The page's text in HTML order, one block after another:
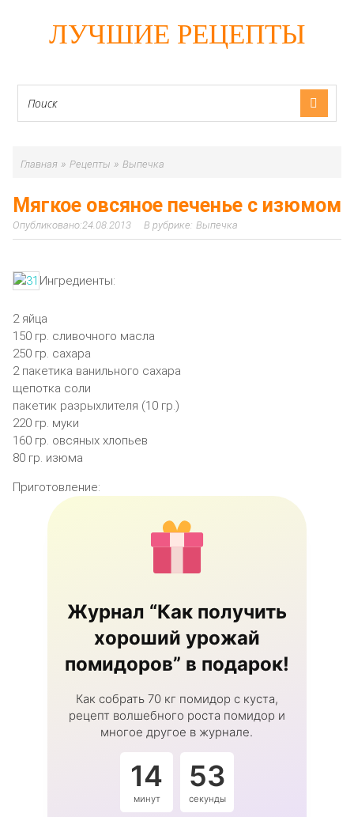
ЛУЧШИЕ РЕЦЕПТЫ
Главная » Рецепты » Выпечка
Мягкое овсяное печенье с изюмом
24.08.2013 Выпечка
Ингредиенты:
2 яйца
150 гр. сливочного масла
250 гр. сахара
2 пакетика ванильного сахара
щепотка соли
пакетик разрыхлителя (10 гр.)
220 гр. муки
160 гр. овсяных хлопьев
80 гр. изюма
Приготовление:
Журнал “Как получить
хороший урожай
помидоров” в подарок!
Как собрать 70 кг помидор с куста,
рецепт волшебного роста помидор и
многое другое в журнале.
14
минут
53
секунды